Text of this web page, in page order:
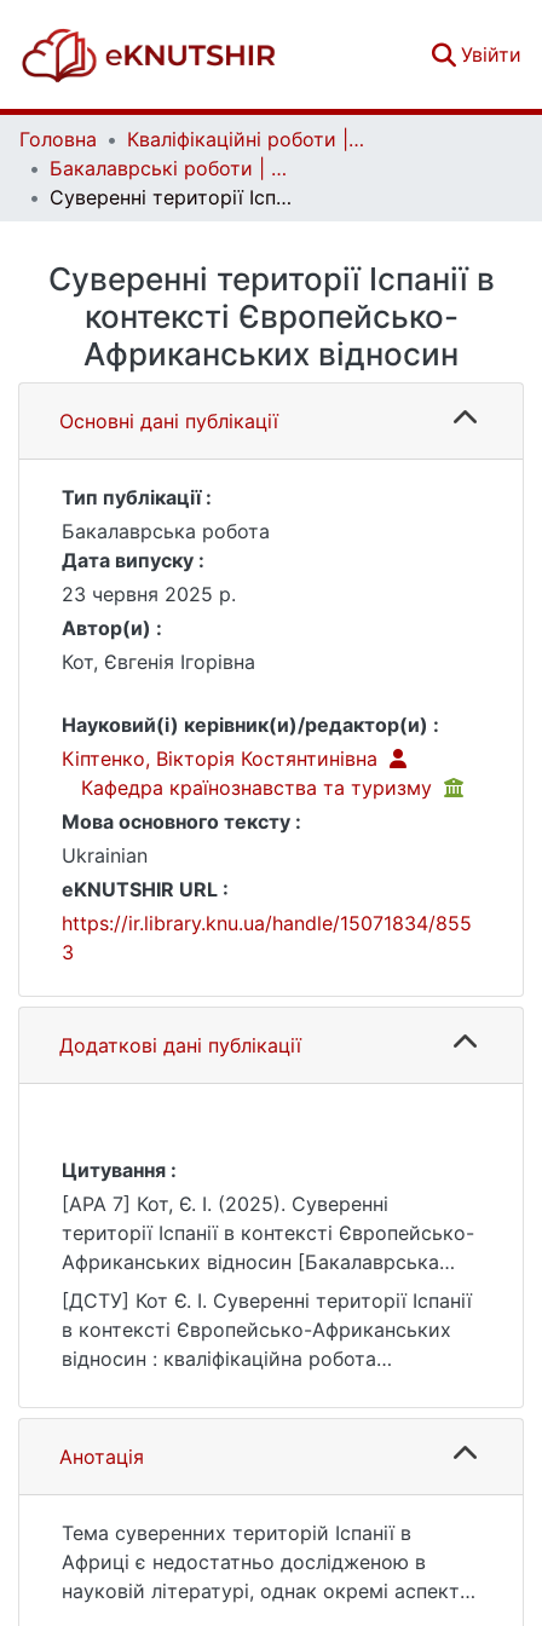
Увійти
Головна
Кваліфікаційні роботи | Qualifying works
Бакалаврські роботи | Bachelor theses
Суверенні території Іспанії в контексті Європейсько-Африканських відносин
Суверенні території Іспанії в
контексті Європейсько-
Африканських відносин
Основні дані публікації
Тип публікації :
Бакалаврська робота
Дата випуску :
23 червня 2025 р.
Автор(и) :
Кот, Євгенія Ігорівна
Науковий(і) керівник(и)/редактор(и) :
Кіптенко, Вікторія Костянтинівна
Кафедра країнознавства та туризму
Мова основного тексту :
Ukrainian
eKNUTSHIR URL :
https://ir.library.knu.ua/handle/15071834/855
3
Додаткові дані публікації
Цитування :
[APA 7] Кот, Є. І. (2025). Суверенні
території Іспанії в контексті Європейсько-
Африканських відносин [Бакалаврська
робота, Київський національний
університет імені Тараса Шевченка].
eKNUTSHIR.
https://ir.library.knu.ua/handle/15071834/855
3
[ДСТУ] Кот Є. І. Суверенні території Іспанії
в контексті Європейсько-Африканських
відносин : кваліфікаційна робота
Кіптенко. Київ, 2025. 65 с. URL:
https://ir.library.knu.ua/handle/15071834/855
3 (дата звернення: 25.07.2026).
Анотація
Тема суверенних територій Іспанії в
Африці є недостатньо дослідженою в
науковій літературі, однак окремі аспекти,